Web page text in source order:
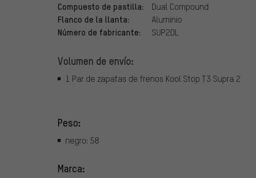
Compuesto de pastilla: Dual Compound
Flanco de la llanta: Aluminio
Número de fabricante: SUP2DL
Volumen de envío:
1 Par de zapatas de frenos Kool Stop T3 Supra 2
Peso:
negro: 58
Marca: